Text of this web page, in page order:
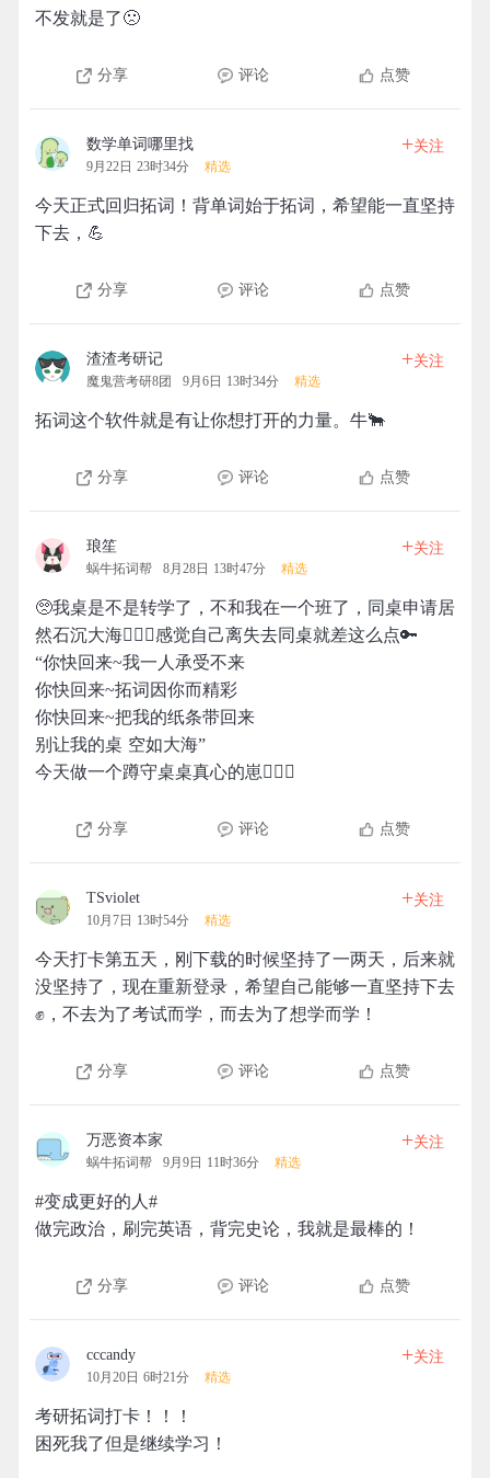
不发就是了🙁
分享 评论 点赞
数学单词哪里找
9月22日 23时34分 精选
+关注
今天正式回归拓词！背单词始于拓词，希望能一直坚持
下去，💪
分享 评论 点赞
渣渣考研记
魔鬼营考研8团 9月6日 13时34分 精选
+关注
拓词这个软件就是有让你想打开的力量。牛🐂
分享 评论 点赞
琅笙
蜗牛拓词帮 8月28日 13时47分 精选
+关注
🥺我桌是不是转学了，不和我在一个班了，同桌申请居
然石沉大海🤦🏻‍♀️感觉自己离失去同桌就差这么点🔑
“你快回来~我一人承受不来
你快回来~拓词因你而精彩
你快回来~把我的纸条带回来
别让我的桌 空如大海”
今天做一个蹲守桌桌真心的崽🙆🏻‍♀️
分享 评论 点赞
TSviolet
10月7日 13时54分 精选
+关注
今天打卡第五天，刚下载的时候坚持了一两天，后来就
没坚持了，现在重新登录，希望自己能够一直坚持下去
✊，不去为了考试而学，而去为了想学而学！
分享 评论 点赞
万恶资本家
蜗牛拓词帮 9月9日 11时36分 精选
+关注
#变成更好的人#
做完政治，刷完英语，背完史论，我就是最棒的！
分享 评论 点赞
cccandy
10月20日 6时21分 精选
+关注
考研拓词打卡！！！
困死我了但是继续学习！